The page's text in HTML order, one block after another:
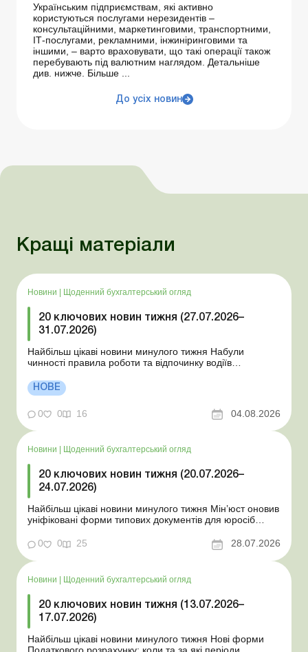
Українським підприємствам, які активно
користуються послугами нерезидентів –
консультаційними, маркетинговими, транспортними,
ІТ-послугами, рекламними, інжиніринговими та
іншими, – варто враховувати, що такі операції також
перебувають під валютним наглядом. Детальніше
див. нижче. Більше ...
До усіх новин
Кращі матеріали
Новини Щоденний бухгалтерський огляд
20 ключових новин тижня (27.07.2026–
31.07.2026)
Найбільш цікаві новини минулого тижня Набули
чинності правила роботи та відпочинку водіїв
стан Для сільгосппідприємств і ФОП запроваджено нові
одноразові статистичні форми З 2 серпня змінюється
порядок зарахування окремих періодів роботи до стр...
НОВЕ
0 0 16 04.08.2026
Новини Щоденний бухгалтерський огляд
20 ключових новин тижня (20.07.2026–
24.07.2026)
Найбільш цікаві новини минулого тижня Мін’юст оновив
уніфіковані форми типових документів для юросіб
координаційного центру з організації бронювання У
працівника виявлено статус «у розшуку»: що потрібно
0 0 25 28.07.2026
Новини | Щоденний бухгалтерський огляд
20 ключових новин тижня (13.07.2026–
17.07.2026)
Найбільш цікаві новини минулого тижня Нові форми
Податкового розрахунку: коли та за які періоди